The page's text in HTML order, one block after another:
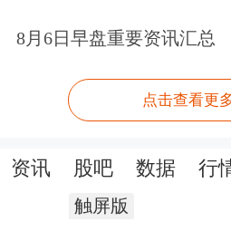
素影响，预计上市险
持稳健增长。同时
要渠道，预计银保新
续提升。
8月6日早盘重要资讯汇总
点击查看更
资讯 股吧 数据 行
触屏版